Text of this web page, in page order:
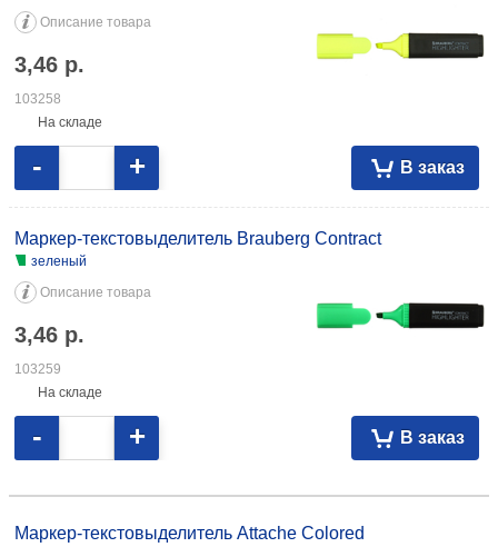
Описание товара
3,46 р.
103258
На складе
В заказ
- +
Маркер-текстовыделитель Brauberg Contract
зеленый
Описание товара
3,46 р.
103259
На складе
В заказ
- +
зеленый 1,28 103510 оранжевый 1,28 103511 розовый 1,28 103512
Маркер-текстовыделитель Attache Colored